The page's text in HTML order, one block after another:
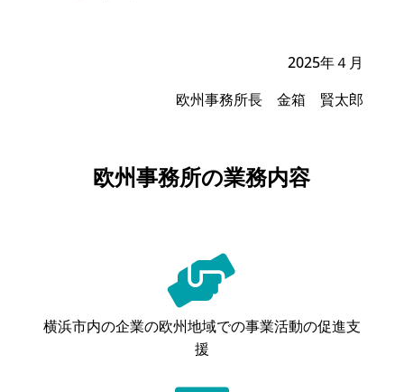
2025年４月
欧州事務所長 金箱 賢太郎
欧州事務所の業務内容

横浜市内の企業の欧州地域での事業活動の促進支
援